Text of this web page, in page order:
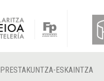
PRESTAKUNTZA-ESKAINTZA